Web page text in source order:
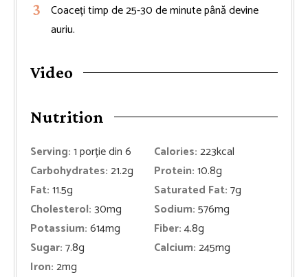
Coaceți timp de 25-30 de minute până devine
auriu.
Video
Nutrition
Serving:1porție din 6 Calories:223kcal
Carbohydrates:21.2g Protein:10.8g
Fat:11.5g Saturated Fat:7g
Cholesterol:30mg Sodium:576mg
Potassium:614mg Fiber:4.8g
Sugar:7.8g Calcium:245mg
Iron:2mg